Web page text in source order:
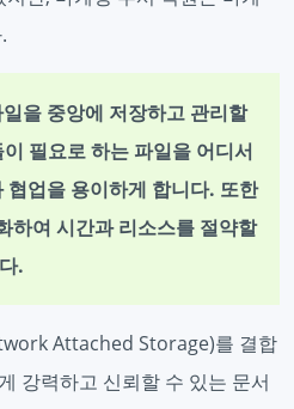
을 중앙에 저장하고 관리할
필요로 하는 파일을 어디서
협업을 용이하게 합니다. 또한
하여 시간과 리소스를 절약할
.
Attached Storage)를 결합
강력하고 신뢰할 수 있는 문서